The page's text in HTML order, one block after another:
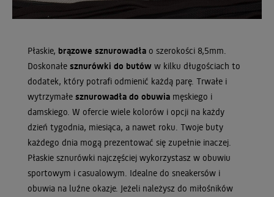
Płaskie, brązowe sznurowadła o szerokości 8,5mm.
Doskonałe sznurówki do butów w kilku długościach to
dodatek, który potrafi odmienić każdą parę. Trwałe i
wytrzymałe sznurowadła do obuwia męskiego i
damskiego. W ofercie wiele kolorów i opcji na każdy
dzień tygodnia, miesiąca, a nawet roku. Twoje buty
każdego dnia mogą prezentować się zupełnie inaczej.
Płaskie sznurówki najczęściej wykorzystasz w obuwiu
sportowym i casualowym. Idealne do sneakersów i
obuwia na luźne okazje. Jeżeli należysz do miłośników